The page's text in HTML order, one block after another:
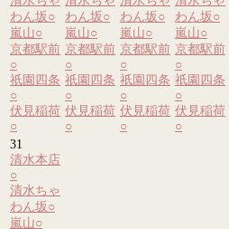
わん坂○
嵐山○
京都駅前
○
祇園四条
○
伏見稲荷
○
わん坂○
嵐山○
京都駅前
○
祇園四条
○
伏見稲荷
○
わん坂○
嵐山○
京都駅前
○
祇園四条
○
伏見稲荷
○
わん坂○
嵐山○
京都駅前
○
祇園四条
○
伏見稲荷
○
31
清水本店
○
清水ちゃ
わん坂○
嵐山○